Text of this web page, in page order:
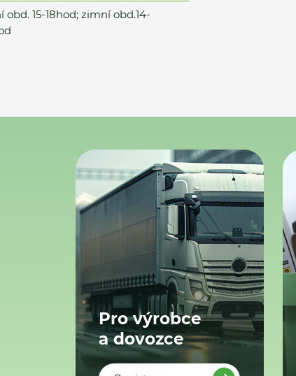
obd. 15-18hod; zimní obd.14-
Pro výrobce
a dovozce